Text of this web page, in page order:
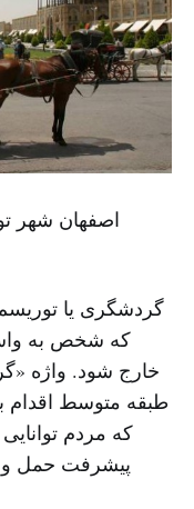
اصفهان شهر
گردشگری یا
که شخص به
خارج شود. واژه
طبقه متوسط اقدام
که مردم
پیشرفت حمل و